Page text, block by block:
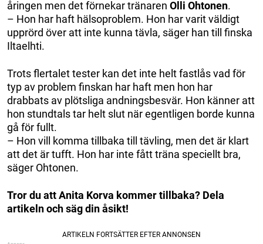
åringen men det förnekar tränaren Olli Ohtonen.
– Hon har haft hälsoproblem. Hon har varit väldigt
upprörd över att inte kunna tävla, säger han till finska
Iltaelhti.
Trots flertalet tester kan det inte helt fastlås vad för
typ av problem finskan har haft men hon har
drabbats av plötsliga andningsbesvär. Hon känner att
hon stundtals tar helt slut när egentligen borde kunna
gå för fullt.
– Hon vill komma tillbaka till tävling, men det är klart
att det är tufft. Hon har inte fått träna speciellt bra,
säger Ohtonen.
Tror du att Anita Korva kommer tillbaka? Dela
artikeln och säg din åsikt!